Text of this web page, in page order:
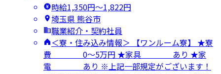
時給1,350円〜1,822円
埼玉県 熊谷市
職業紹介・契約社員
＜寮・住み込み情報＞ 【ワンルーム寮】 ★寮
費 0～5万円 ★家具 あり ★家
電 あり ※上記一部規定がございます！